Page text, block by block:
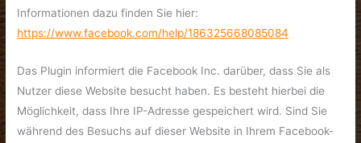
Informationen dazu finden Sie hier:
https://www.facebook.com/help/186325668085084
Das Plugin informiert die Facebook Inc. darüber, dass Sie als
Nutzer diese Website besucht haben. Es besteht hierbei die
Möglichkeit, dass Ihre IP-Adresse gespeichert wird. Sind Sie
während des Besuchs auf dieser Website in Ihrem Facebook-